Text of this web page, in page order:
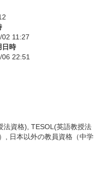
11:27
日時
22:51
法資格), TESOL(英語教授法
, 日本以外の教員資格（中学